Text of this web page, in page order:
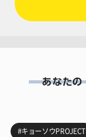
#キョーソウPROJECT